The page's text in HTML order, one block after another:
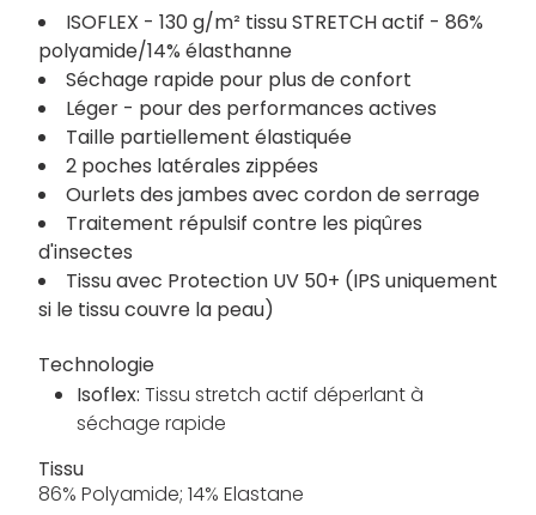
ISOFLEX - 130 g/m² tissu STRETCH actif - 86%
polyamide/14% élasthanne
Séchage rapide pour plus de confort
Léger - pour des performances actives
Taille partiellement élastiquée
2 poches latérales zippées
Ourlets des jambes avec cordon de serrage
Traitement répulsif contre les piqûres
d'insectes
Tissu avec Protection UV 50+ (IPS uniquement
si le tissu couvre la peau)
Technologie
Isoflex: Tissu stretch actif déperlant à
séchage rapide
Tissu
86% Polyamide; 14% Elastane